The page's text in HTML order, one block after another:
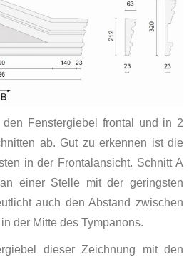
Fenstergiebel frontal und in 2
ab. Gut zu erkennen ist die
in der Frontalansicht. Schnitt A
einer Stelle mit der geringsten
auch den Abstand zwischen
der Mitte des Tympanons.
dieser Zeichnung mit den